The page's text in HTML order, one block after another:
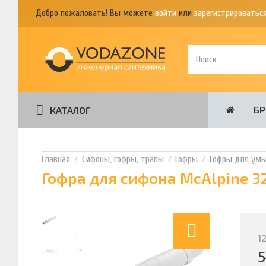
Добро пожаловать! Вы можете войти или
КАТАЛОГ
Сифоны, гофры, трапы Гофры Гофры для
Гофра для сифона McAlpine